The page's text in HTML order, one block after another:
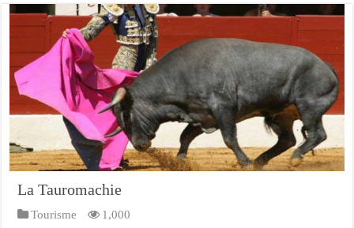
La Tauromachie
Tourisme 1,000